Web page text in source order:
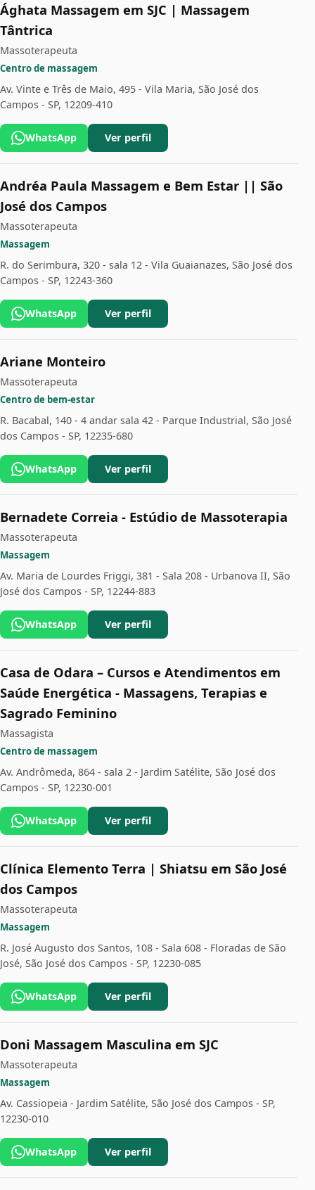
Ághata Massagem em SJC | Massagem
Tântrica
Massoterapeuta
Centro de massagem
Av. Vinte e Três de Maio, 495 - Vila Maria, São José dos
Campos - SP, 12209-410
WhatsApp Ver perfil
Andréa Paula Massagem e Bem Estar || São
José dos Campos
Massoterapeuta
Massagem
R. do Serimbura, 320 - sala 12 - Vila Guaianazes, São José dos
Campos - SP, 12243-360
WhatsApp Ver perfil
Ariane Monteiro
Massoterapeuta
Centro de bem-estar
R. Bacabal, 140 - 4 andar sala 42 - Parque Industrial, São José
dos Campos - SP, 12235-680
WhatsApp Ver perfil
Bernadete Correia - Estúdio de Massoterapia
Massoterapeuta
Massagem
Av. Maria de Lourdes Friggi, 381 - Sala 208 - Urbanova II, São
José dos Campos - SP, 12244-883
WhatsApp Ver perfil
Casa de Odara – Cursos e Atendimentos em
Saúde Energética - Massagens, Terapias e
Sagrado Feminino
Massagista
Centro de massagem
Av. Andrômeda, 864 - sala 2 - Jardim Satélite, São José dos
Campos - SP, 12230-001
WhatsApp Ver perfil
Clínica Elemento Terra | Shiatsu em São José
dos Campos
Massoterapeuta
Massagem
R. José Augusto dos Santos, 108 - Sala 608 - Floradas de São
José, São José dos Campos - SP, 12230-085
WhatsApp Ver perfil
Doni Massagem Masculina em SJC
Massoterapeuta
Massagem
Av. Cassiopeia - Jardim Satélite, São José dos Campos - SP,
12230-010
WhatsApp Ver perfil